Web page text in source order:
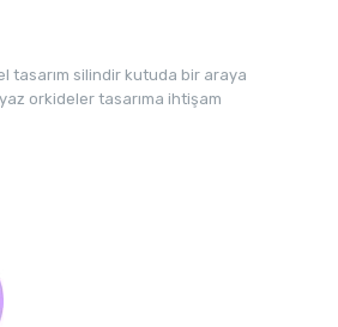
tasarım silindir kutuda bir araya
orkideler tasarıma ihtişam